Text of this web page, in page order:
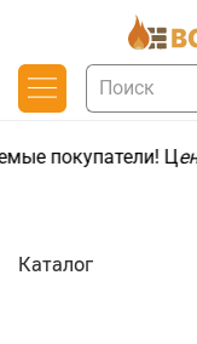
покупатели! Ц
Каталог